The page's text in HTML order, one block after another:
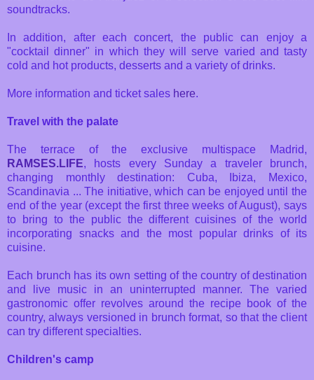
soundtracks.
In addition, after each concert, the public can enjoy a
"cocktail dinner" in which they will serve varied and tasty
cold and hot products, desserts and a variety of drinks.
More information and ticket sales here.
Travel with the palate
The terrace of the exclusive multispace Madrid,
RAMSES.LIFE, hosts every Sunday a traveler brunch,
changing monthly destination: Cuba, Ibiza, Mexico,
Scandinavia ... The initiative, which can be enjoyed until the
end of the year (except the first three weeks of August), says
to bring to the public the different cuisines of the world
incorporating snacks and the most popular drinks of its
cuisine.
Each brunch has its own setting of the country of destination
and live music in an uninterrupted manner. The varied
gastronomic offer revolves around the recipe book of the
country, always versioned in brunch format, so that the client
can try different specialties.
Children's camp